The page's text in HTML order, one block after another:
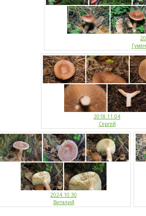
2018.11.04
Сергей
2024.10.30
Виталий